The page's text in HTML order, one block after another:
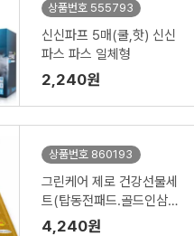
상품번호 555793
신신파프 5매(쿨,핫) 신신
파스 파스 일체형
2,240원
상품번호 860193
그린케어 제로 건강선물세
트(탑동전패드.골드인삼패
드.지압기)홍보.판촉
4,240원